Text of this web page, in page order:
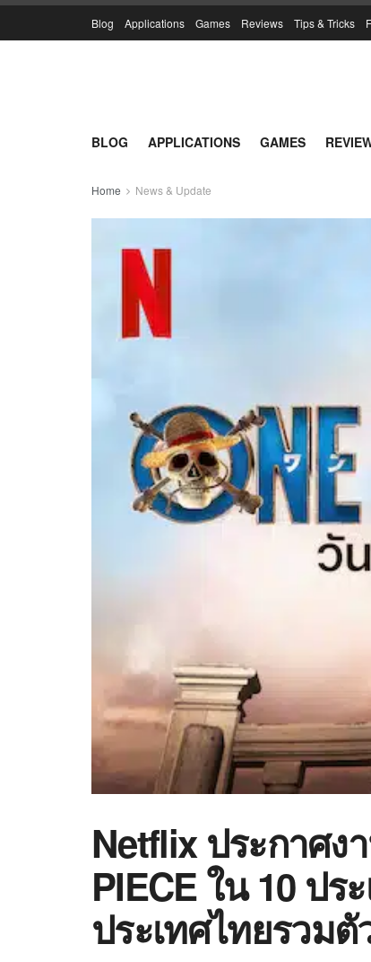
Blog Applications Games Reviews Tips & Tricks
BLOG APPLICATIONS GAMES
Home News & Update
Netflix ประกาศง
PIECE ใน 10 ป
ประเทศไทยรวม